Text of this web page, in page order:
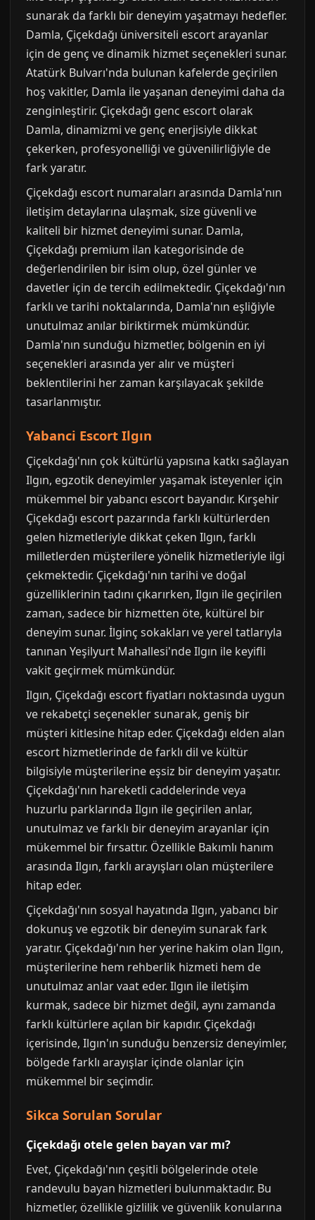
sunarak da farklı bir deneyim yaşatmayı hedefler.
Damla, Çiçekdağı üniversiteli escort arayanlar
için de genç ve dinamik hizmet seçenekleri sunar.
Atatürk Bulvarı'nda bulunan kafelerde geçirilen
hoş vakitler, Damla ile yaşanan deneyimi daha da
zenginleştirir. Çiçekdağı genc escort olarak
Damla, dinamizmi ve genç enerjisiyle dikkat
çekerken, profesyonelliği ve güvenilirliğiyle de
fark yaratır.
Çiçekdağı escort numaraları arasında Damla'nın
iletişim detaylarına ulaşmak, size güvenli ve
kaliteli bir hizmet deneyimi sunar. Damla,
Çiçekdağı premium ilan kategorisinde de
değerlendirilen bir isim olup, özel günler ve
davetler için de tercih edilmektedir. Çiçekdağı'nın
farklı ve tarihi noktalarında, Damla'nın eşliğiyle
unutulmaz anılar biriktirmek mümkündür.
Damla'nın sunduğu hizmetler, bölgenin en iyi
seçenekleri arasında yer alır ve müşteri
beklentilerini her zaman karşılayacak şekilde
tasarlanmıştır.
Yabanci Escort Ilgın
Çiçekdağı'nın çok kültürlü yapısına katkı sağlayan
Ilgın, egzotik deneyimler yaşamak isteyenler için
mükemmel bir yabancı escort bayandır. Kırşehir
Çiçekdağı escort pazarında farklı kültürlerden
gelen hizmetleriyle dikkat çeken Ilgın, farklı
milletlerden müşterilere yönelik hizmetleriyle ilgi
çekmektedir. Çiçekdağı'nın tarihi ve doğal
güzelliklerinin tadını çıkarırken, Ilgın ile geçirilen
zaman, sadece bir hizmetten öte, kültürel bir
deneyim sunar. İlginç sokakları ve yerel tatlarıyla
tanınan Yeşilyurt Mahallesi'nde Ilgın ile keyifli
vakit geçirmek mümkündür.
Ilgın, Çiçekdağı escort fiyatları noktasında uygun
ve rekabetçi seçenekler sunarak, geniş bir
müşteri kitlesine hitap eder. Çiçekdağı elden alan
escort hizmetlerinde de farklı dil ve kültür
bilgisiyle müşterilerine eşsiz bir deneyim yaşatır.
Çiçekdağı'nın hareketli caddelerinde veya
huzurlu parklarında Ilgın ile geçirilen anlar,
unutulmaz ve farklı bir deneyim arayanlar için
mükemmel bir fırsattır. Özellikle Bakımlı hanım
arasında Ilgın, farklı arayışları olan müşterilere
hitap eder.
Çiçekdağı'nın sosyal hayatında Ilgın, yabancı bir
dokunuş ve egzotik bir deneyim sunarak fark
yaratır. Çiçekdağı'nın her yerine hakim olan Ilgın,
müşterilerine hem rehberlik hizmeti hem de
unutulmaz anlar vaat eder. Ilgın ile iletişim
kurmak, sadece bir hizmet değil, aynı zamanda
farklı kültürlere açılan bir kapıdır. Çiçekdağı
içerisinde, Ilgın'ın sunduğu benzersiz deneyimler,
bölgede farklı arayışlar içinde olanlar için
mükemmel bir seçimdir.
Sikca Sorulan Sorular
Çiçekdağı otele gelen bayan var mı?
Evet, Çiçekdağı'nın çeşitli bölgelerinde otele
randevulu bayan hizmetleri bulunmaktadır. Bu
hizmetler, özellikle gizlilik ve güvenlik konularına